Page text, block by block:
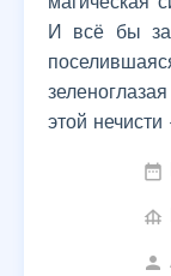
И всё бы
этой
date_range
foundation
person